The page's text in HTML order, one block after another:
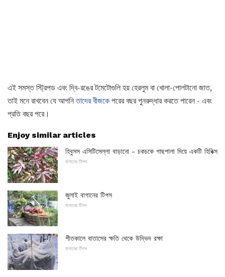
এই সমস্ত স্ট্রিপড এবং দ্বি-রঙের টমেটোগুলি হয় হেরলুম বা খোলা-পোলটানো জাত,
তাই মনে রাখবেন যে আপনিতাদের বীজকে পরের বছর পুনরুদ্ধার করতে পারেন - এবং
প্রতি বছর পরে।
Enjoy similar articles
হিবুসস এসিটিসেল্লা বাড়ানো - চকচকে গাছপালা দিয়ে একটি হিবিক্স
বাগানের টিপস
জুলাই বাগানের টিপস
বাগানের টিপস
শীতকালে বাতাসের ক্ষতি থেকে উদ্ভিদ রক্ষা
বাগানের টিপস